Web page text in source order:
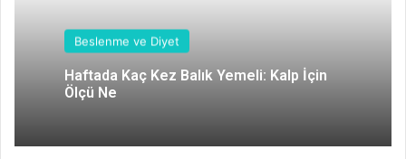
Beslenme ve Diyet
Haftada Kaç Kez Balık Yemeli: Kalp İçin
Ölçü Ne